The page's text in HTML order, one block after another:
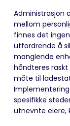
Administrasjon
mellom
finnes det
utfordrende å
manglende
håndteres
måte til
spesifikke
utnevnte eiere,